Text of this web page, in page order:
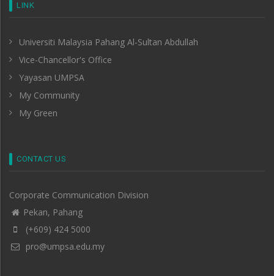
LINK
Universiti Malaysia Pahang Al-Sultan Abdullah
Vice-Chancellor's Office
Yayasan UMPSA
My Community
My Green
CONTACT US
Corporate Communication Division
Pekan, Pahang
(+609) 424 5000
pro@umpsa.edu.my